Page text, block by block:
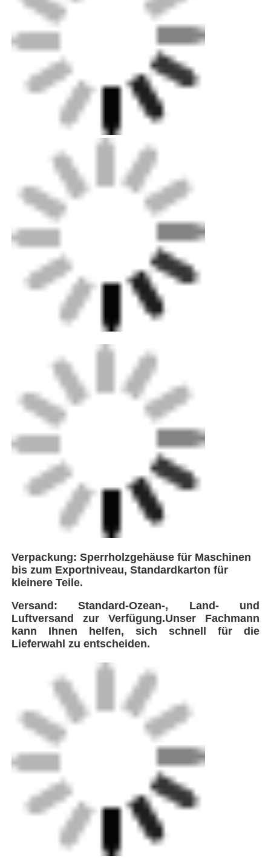
Verpackung: Sperrholzgehäuse für Maschinen
bis zum Exportniveau, Standardkarton für
kleinere Teile.
Versand: Standard-Ozean-, Land- und
Luftversand zur Verfügung.Unser Fachmann
kann Ihnen helfen, sich schnell für die
Lieferwahl zu entscheiden.
FEI ist ein führender Innovator in der
Produktion von
Hochleistungsschweißgeräten mit
strategischem Hauptsitz in der Nähe von
Shanghai, China.Wir sorgen für effiziente
Logistik und nahtlose Lieferung an
Kunden weltweit.Als
technologieorientiertes Unternehmen, das
sich auf Schweißlösungen für
Kunststoffrohrleitungen spezialisiert
hat,Das Unternehmen integriert weltweit
Entwicklung und Herstellung einer
umfassenden Palette von Geräten,
einschließlich automatischer
Hinternfusion.